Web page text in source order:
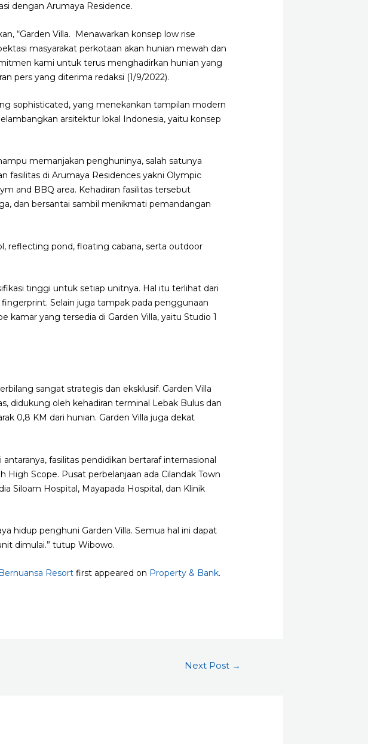
dengan Arumaya Residence.
“Garden Villa. Menawarkan konsep low rise
masyarakat perkotaan akan hunian mewah dan
kami untuk terus menghadirkan hunian yang
pers yang diterima redaksi (1/9/2022).
sophisticated, yang menekankan tampilan modern
arsitektur lokal Indonesia, yaitu konsep
memanjakan penghuninya, salah satunya
fasilitas di Arumaya Residences yakni Olympic
and BBQ area. Kehadiran fasilitas tersebut
dan bersantai sambil menikmati pemandangan
reflecting pond, floating cabana, serta outdoor
tinggi untuk setiap unitnya. Hal itu terlihat dari
Selain juga tampak pada penggunaan
yang tersedia di Garden Villa, yaitu Studio 1
sangat strategis dan eksklusif. Garden Villa
didukung oleh kehadiran terminal Lebak Bulus dan
0,8 KM dari hunian. Garden Villa juga dekat
fasilitas pendidikan bertaraf internasional
High Scope. Pusat perbelanjaan ada Cilandak Town
Siloam Hospital, Mayapada Hospital, dan Klinik
hidup penghuni Garden Villa. Semua hal ini dapat
dimulai.” tutup Wibowo.
Resort first appeared on Property & Bank.
Next Post →